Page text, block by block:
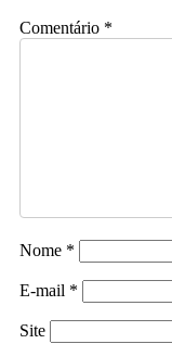
Comentário *
Nome *
E-mail *
Site